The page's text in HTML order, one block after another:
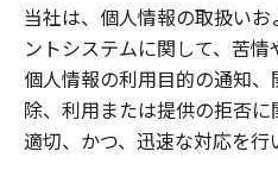
当社は、個人情報の取扱い
ントシステムに関して、苦
個人情報の利用目的の通知
除、利用または提供の拒否に
適切、かつ、迅速な対応を行